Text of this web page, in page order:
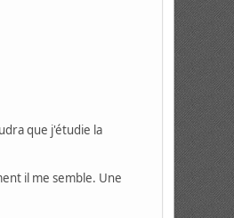
que j'étudie la
il me semble. Une